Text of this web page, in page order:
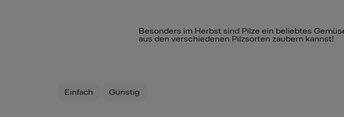
Besonders im Herbst sind Pilze ein beliebtes
aus den verschiedenen Pilzsorten zaubern kannst!
Einfach Günstig